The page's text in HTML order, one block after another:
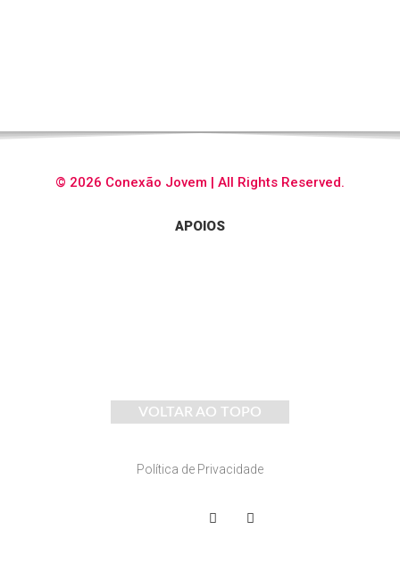
© 2026 Conexão Jovem | All Rights Reserved.
APOIOS
VOLTAR AO TOPO
Política de Privacidade